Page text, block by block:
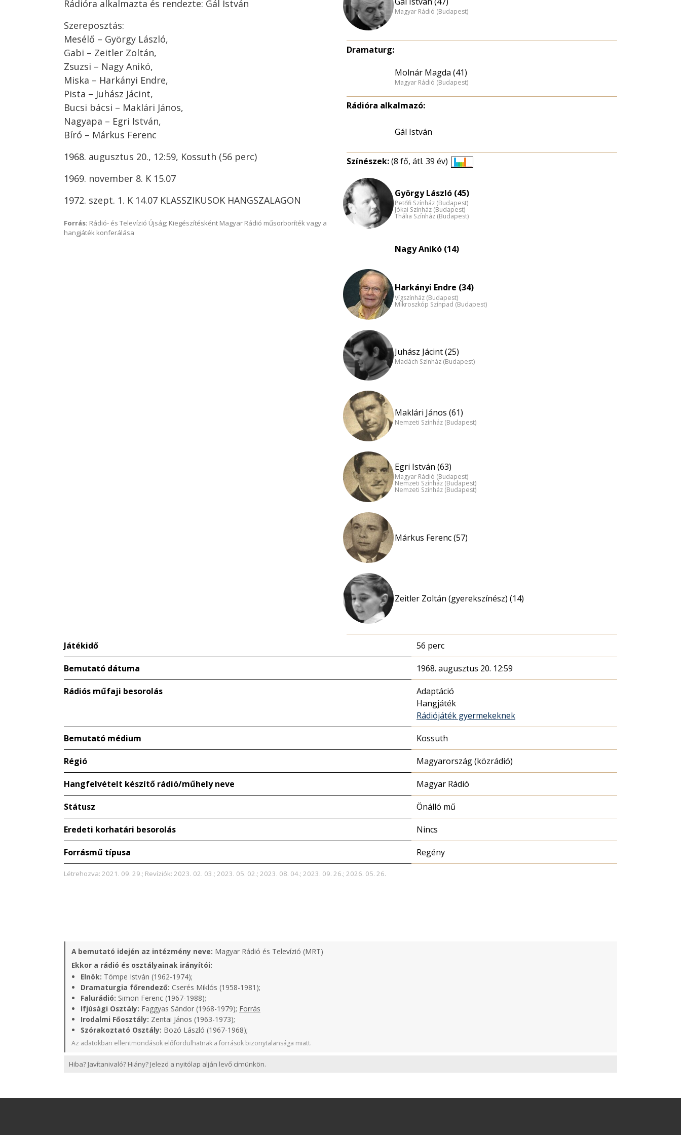
Rádióra alkalmazta és rendezte: Gál István
Szereposztás:
Mesélő – György László,
Gabi – Zeitler Zoltán,
Zsuzsi – Nagy Anikó,
Miska – Harkányi Endre,
Pista – Juhász Jácint,
Bucsi bácsi – Maklári János,
Nagyapa – Egri István,
Bíró – Márkus Ferenc
1968. augusztus 20., 12:59, Kossuth (56 perc)
1969. november 8. K 15.07
1972. szept. 1. K 14.07 KLASSZIKUSOK HANGSZALAGON
Forrás: Rádió- és Televízió Újság; Kiegészítésként Magyar Rádió műsorboríték vagy a
hangjáték konferálása
Magyar Rádió (Budapest)
Dramaturg:
Molnár Magda (41)
Magyar Rádió (Budapest)
Rádióra alkalmazó:
Gál István
Színészek:(8 fő, átl. 39 év)
nagyítása
György László (45)
Petőfi Színház (Budapest)
Jókai Színház (Budapest)
Thália Színház (Budapest)
Nagy Anikó (14)
Harkányi Endre (34)
Vígszínház (Budapest)
Mikroszkóp Színpad (Budapest)
Juhász Jácint (25)
Madách Színház (Budapest)
Maklári János (61)
Nemzeti Színház (Budapest)
Egri István (63)
Magyar Rádió (Budapest)
Nemzeti Színház (Budapest)
Nemzeti Színház (Budapest)
Márkus Ferenc (57)
Zeitler Zoltán (gyerekszínész) (14)
Játékidő 56 perc
Bemutató dátuma 1968. augusztus 20. 12:59
Rádiós műfaji besorolás
Adaptáció
Hangjáték
Rádiójáték gyermekeknek
Bemutató médium Kossuth
Régió Magyarország (közrádió)
Hangfelvételt készítő rádió/műhely neve Magyar Rádió
Státusz Önálló mű
Eredeti korhatári besorolás Nincs
Forrásmű típusa Regény
Létrehozva: 2021. 09. 29.; Revíziók: 2023. 02. 03.; 2023. 05. 02.; 2023. 08. 04.; 2023. 09. 26.; 2026. 05. 26.
A bemutató idején az intézmény neve: Magyar Rádió és Televízió (MRT)
Ekkor a rádió és osztályainak irányítói:
Elnök: Tömpe István (1962-1974);
Dramaturgia főrendező: Cserés Miklós (1958-1981);
Falurádió: Simon Ferenc (1967-1988);
Ifjúsági Osztály: Faggyas Sándor (1968-1979); Forrás
Irodalmi Főosztály: Zentai János (1963-1973);
Szórakoztató Osztály: Bozó László (1967-1968);
Az adatokban ellentmondások előfordulhatnak a források bizonytalansága miatt.
Hiba? Javítanivaló? Hiány? Jelezd a nyitólap alján levő címünkön.